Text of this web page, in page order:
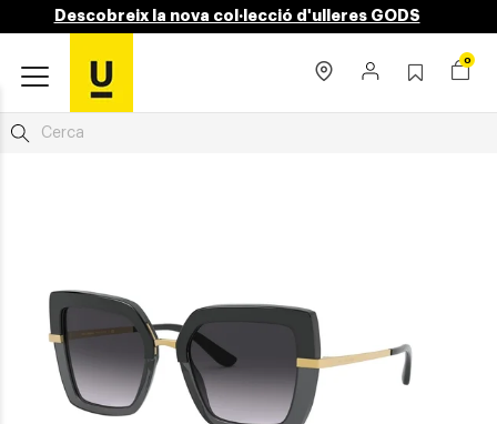
Descobreix la nova col·lecció d'ulleres GODS
0